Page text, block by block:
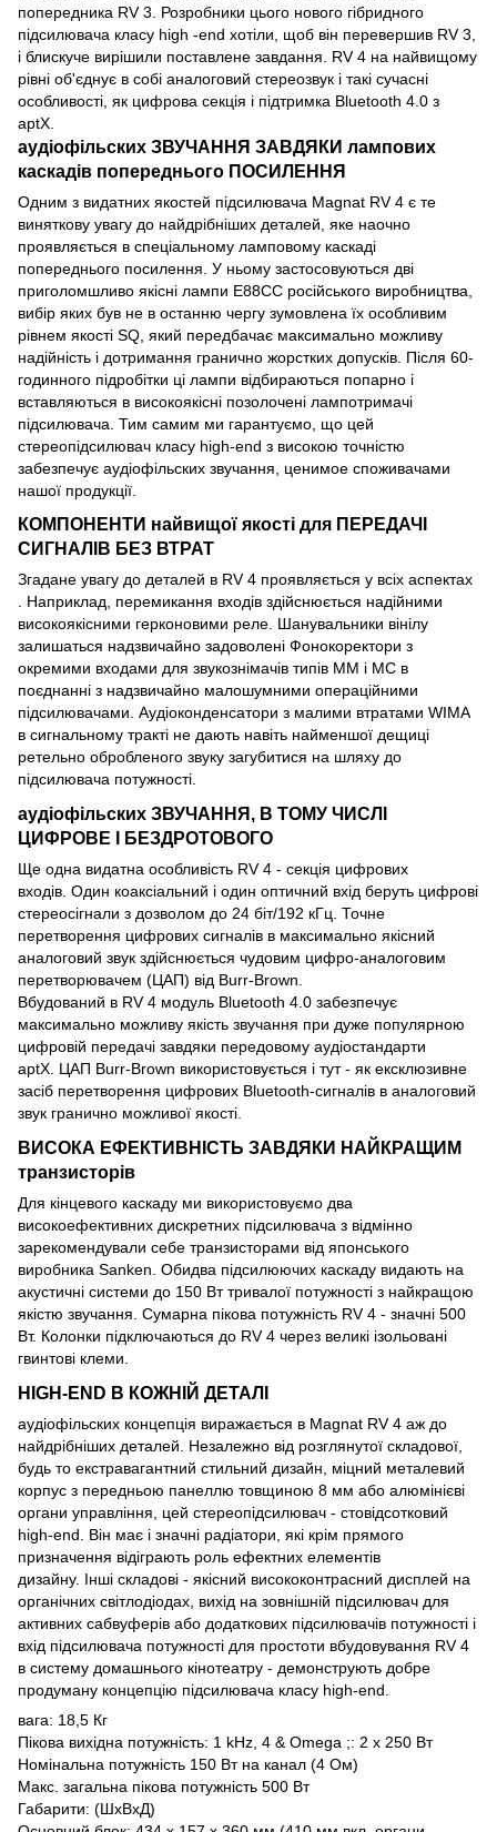
попередника RV 3. Розробники цього нового гібридного
підсилювача класу high -end хотіли, щоб він перевершив RV 3,
і блискуче вирішили поставлене завдання. RV 4 на найвищому
рівні об'єднує в собі аналоговий стереозвук і такі сучасні
особливості, як цифрова секція і підтримка Bluetooth 4.0 з
aptX.
аудіофільских ЗВУЧАННЯ ЗАВДЯКИ лампових
каскадів попереднього ПОСИЛЕННЯ
Одним з видатних якостей підсилювача Magnat RV 4 є те
виняткову увагу до найдрібніших деталей, яке наочно
проявляється в спеціальному ламповому каскаді
попереднього посилення. У ньому застосовуються дві
приголомшливо якісні лампи E88CC російського виробництва,
вибір яких був не в останню чергу зумовлена ​​їх особливим
рівнем якості SQ, який передбачає максимально можливу
надійність і дотримання гранично жорстких допусків. Після 60-
годинного підробітки ці лампи відбираються попарно і
вставляються в високоякісні позолочені лампотримачі
підсилювача. Тим самим ми гарантуємо, що цей
стереопідсилювач класу high-end з високою точністю
забезпечує аудіофільских звучання, ценимое споживачами
нашої продукції.
КОМПОНЕНТИ найвищої якості для ПЕРЕДАЧІ
СИГНАЛІВ БЕЗ ВТРАТ
Згадане увагу до деталей в RV 4 проявляється у всіх аспектах
. Наприклад, перемикання входів здійснюється надійними
високоякісними герконовими реле. Шанувальники вінілу
залишаться надзвичайно задоволені Фонокоректори з
окремими входами для звукознімачів типів ММ і МС в
поєднанні з надзвичайно малошумними операційними
підсилювачами. Аудіоконденсатори з малими втратами WIMA
в сигнальному тракті не дають навіть найменшої дещиці
ретельно обробленого звуку загубитися на шляху до
підсилювача потужності.
аудіофільских ЗВУЧАННЯ, В ТОМУ ЧИСЛІ
ЦИФРОВЕ І БЕЗДРОТОВОГО
Ще одна видатна особливість RV 4 - секція цифрових
входів. Один коаксіальний і один оптичний вхід беруть цифрові
стереосігнали з дозволом до 24 біт/192 кГц. Точне
перетворення цифрових сигналів в максимально якісний
аналоговий звук здійснюється чудовим цифро-аналоговим
перетворювачем (ЦАП) від Burr-Brown.
Вбудований в RV 4 модуль Bluetooth 4.0 забезпечує
максимально можливу якість звучання при дуже популярною
цифровій передачі завдяки передовому аудіостандарти
aptX. ЦАП Burr-Brown використовується і тут - як ексклюзивне
засіб перетворення цифрових Bluetooth-сигналів в аналоговий
звук гранично можливої ​​якості.
ВИСОКА ЕФЕКТИВНІСТЬ ЗАВДЯКИ НАЙКРАЩИМ
транзисторів
Для кінцевого каскаду ми використовуємо два
високоефективних дискретних підсилювача з відмінно
зарекомендували себе транзисторами від японського
виробника Sanken. Обидва підсилюючих каскаду видають на
акустичні системи до 150 Вт тривалої потужності з найкращою
якістю звучання. Сумарна пікова потужність RV 4 - значні 500
Вт. Колонки підключаються до RV 4 через великі ізольовані
гвинтові клеми.
HIGH-END В КОЖНІЙ ДЕТАЛІ
аудіофільских концепція виражається в Magnat RV 4 аж до
найдрібніших деталей. Незалежно від розглянутої складової,
будь то екстравагантний стильний дизайн, міцний металевий
корпус з передньою панеллю товщиною 8 мм або алюмінієві
органи управління, цей стереопідсилювач - стовідсотковий
high-end. Він має і значні радіатори, які крім прямого
призначення відіграють роль ефектних елементів
дизайну. Інші складові - якісний висококонтрасний дисплей на
органічних світлодіодах, вихід на зовнішній підсилювач для
активних сабвуферів або додаткових підсилювачів потужності і
вхід підсилювача потужності для простоти вбудовування RV 4
в систему домашнього кінотеатру - демонструють добре
продуману концепцію підсилювача класу high-end.
вага: 18,5 Кг
Пікова вихідна потужність: 1 kHz, 4 & Omega ;: 2 x 250 Вт
Номінальна потужність 150 Вт на канал (4 Ом)
Макс. загальна пікова потужність 500 Вт
Габарити: (ШxВxД)